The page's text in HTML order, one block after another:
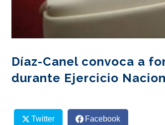
Díaz-Canel convoca a
durante Ejercicio
Twitter Facebook